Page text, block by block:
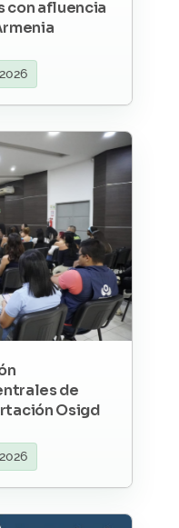
con afluencia
de
Osigd